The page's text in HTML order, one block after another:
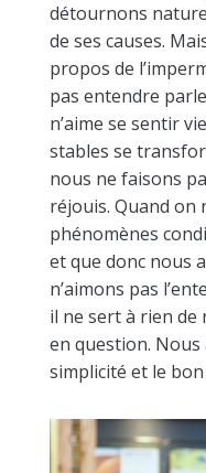
détournons
de ses causes.
propos de
pas entendre
n’aime se sentir
stables se
nous ne faisons
réjouis. Quand on
phénomènes
et que donc nous
n’aimons pas
il ne sert à rien
en question. Nous
simplicité et le